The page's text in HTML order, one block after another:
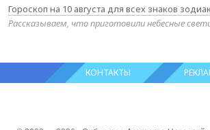
Гороскоп на 10 августа для всех знаков
Рассказываем, что приготовили небесные
КОНТАКТЫ